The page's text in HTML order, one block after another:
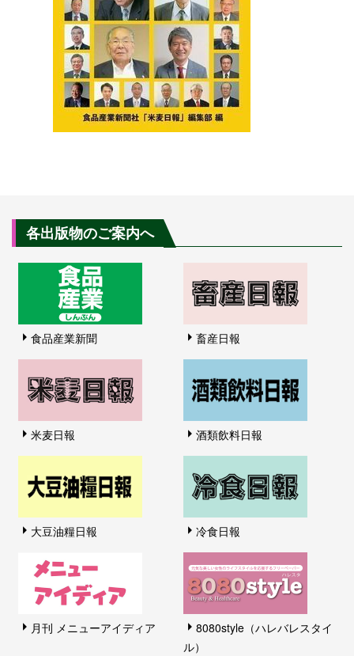
各出版物のご案内へ
食品産業新聞 畜産日報
米麦日報 酒類飲料日報
大豆油糧日報 冷食日報
月刊 メニューアイディア
8080style（ハレバレスタイ
ル）